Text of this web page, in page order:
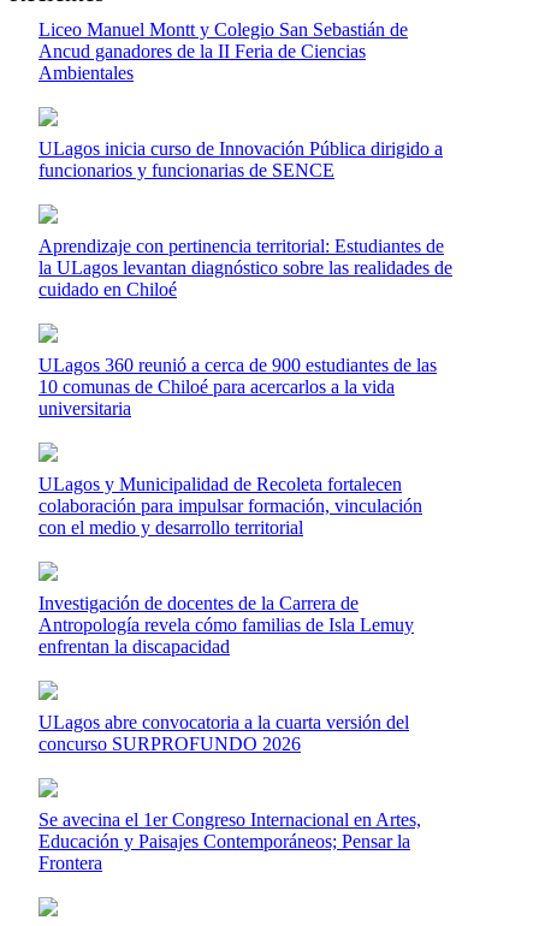
Liceo Manuel Montt y Colegio San Sebastián de
Ancud ganadores de la II Feria de Ciencias
Ambientales
ULagos inicia curso de Innovación Pública dirigido a
funcionarios y funcionarias de SENCE
Aprendizaje con pertinencia territorial: Estudiantes de
la ULagos levantan diagnóstico sobre las realidades de
cuidado en Chiloé
ULagos 360 reunió a cerca de 900 estudiantes de las
10 comunas de Chiloé para acercarlos a la vida
universitaria
ULagos y Municipalidad de Recoleta fortalecen
colaboración para impulsar formación, vinculación
con el medio y desarrollo territorial
Investigación de docentes de la Carrera de
Antropología revela cómo familias de Isla Lemuy
enfrentan la discapacidad
ULagos abre convocatoria a la cuarta versión del
concurso SURPROFUNDO 2026
Se avecina el 1er Congreso Internacional en Artes,
Educación y Paisajes Contemporáneos; Pensar la
Frontera